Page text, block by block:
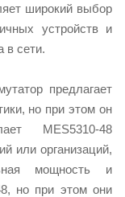
широкий выбор
устройств и
в сети.
предлагает
но при этом он
MES5310-48
или организаций,
мощность и
но при этом они